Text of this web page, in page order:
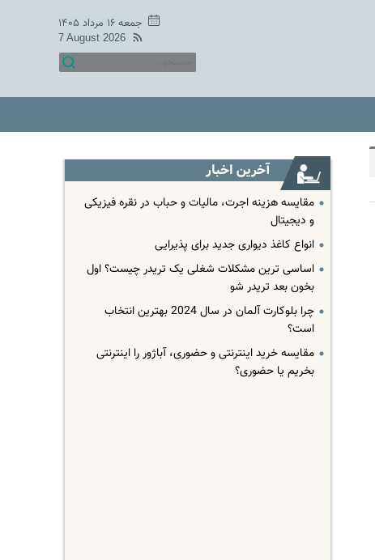
جمعه ۱۶ مرداد ۱۴۰۵
7 August 2026
آخرین اخبار
مقایسه هزینه اجرت، مالیات و حباب در نقره فیزیکی
و دیجیتال
انواع کاغذ دیواری جدید برای پذیرایی
اساسی ترین مشکلات شغلی یک تریدر چیست؟ اول
بخون بعد تریدر شو
چرا بلوکارت آلمان در سال 2024 بهترین انتخاب
است؟
مقایسه خرید اینترنتی و حضوری، آباژور را اینترنتی
بخریم یا حضوری؟